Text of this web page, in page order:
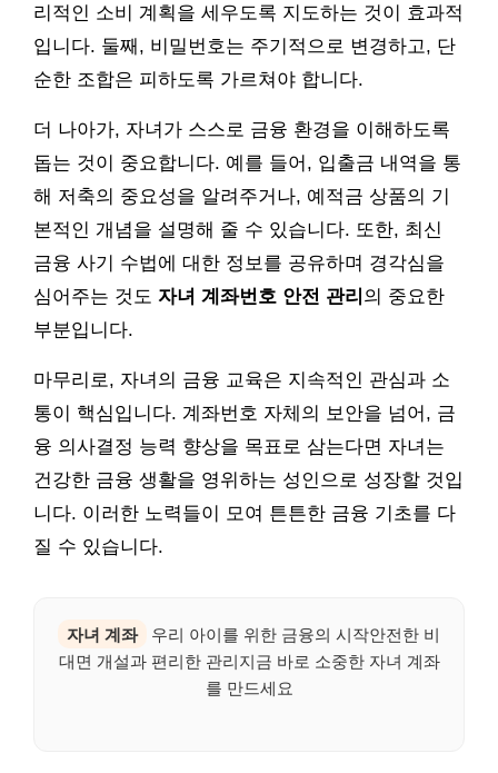
리적인 소비 계획을 세우도록 지도하는 것이 효과적
입니다. 둘째, 비밀번호는 주기적으로 변경하고, 단
순한 조합은 피하도록 가르쳐야 합니다.
더 나아가, 자녀가 스스로 금융 환경을 이해하도록
돕는 것이 중요합니다. 예를 들어, 입출금 내역을 통
해 저축의 중요성을 알려주거나, 예적금 상품의 기
본적인 개념을 설명해 줄 수 있습니다. 또한, 최신
금융 사기 수법에 대한 정보를 공유하며 경각심을
심어주는 것도 자녀 계좌번호 안전 관리 의 중요한
부분입니다.
마무리로, 자녀의 금융 교육은 지속적인 관심과 소
통이 핵심입니다. 계좌번호 자체의 보안을 넘어, 금
융 의사결정 능력 향상을 목표로 삼는다면 자녀는
건강한 금융 생활을 영위하는 성인으로 성장할 것입
니다. 이러한 노력들이 모여 튼튼한 금융 기초를 다
질 수 있습니다.
자녀 계좌
우리 아이를 위한 금융의 시작안전한 비
대면 개설과 편리한 관리지금 바로 소중한 자녀 계좌
를 만드세요